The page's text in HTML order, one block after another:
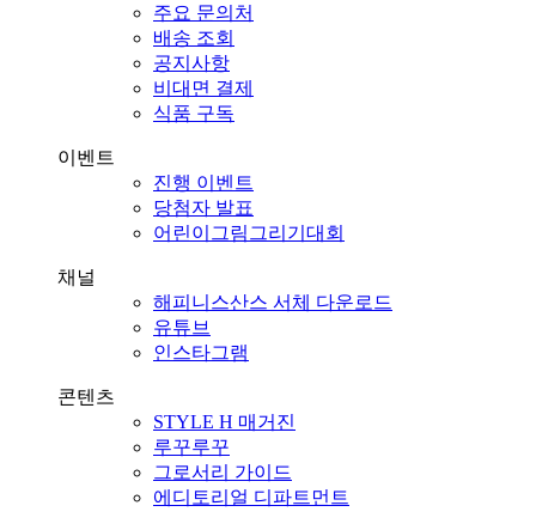
주요 문의처
배송 조회
공지사항
비대면 결제
식품 구독
이벤트
진행 이벤트
당첨자 발표
어린이그림그리기대회
채널
해피니스산스 서체 다운로드
유튜브
인스타그램
콘텐츠
STYLE H 매거진
루꾸루꾸
그로서리 가이드
에디토리얼 디파트먼트